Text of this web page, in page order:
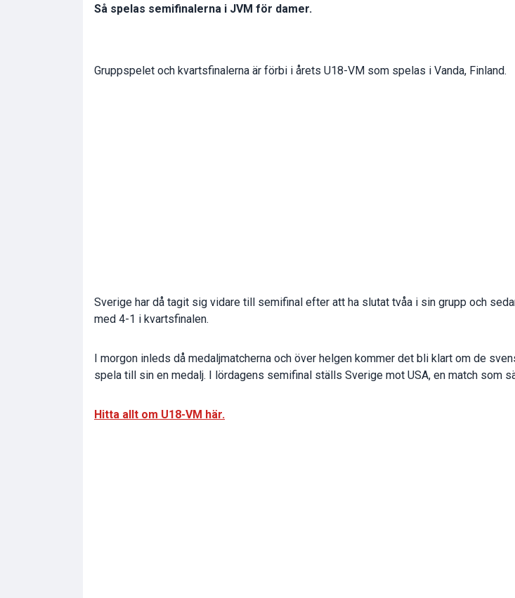
Så spelas semifinalerna i JVM för damer.
Gruppspelet och kvartsfinalerna är förbi i årets U18-VM som spelas i Vanda, Finland.
Sverige har då tagit sig vidare till semifinal efter att ha slutat tvåa i sin grupp och
med 4-1 i kvartsfinalen.
I morgon inleds då medaljmatcherna och över helgen kommer det bli klart om de
spela till sin en medalj. I lördagens semifinal ställs Sverige mot USA, en match som
Hitta allt om U18-VM här.